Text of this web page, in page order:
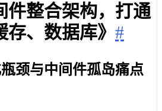
件整合架构，打通
、数据库》 #
颈与中间件孤岛痛点